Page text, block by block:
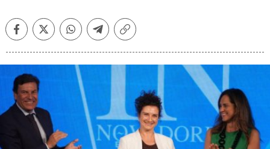
FacebookTwitterWhatsappTelegramCopiar